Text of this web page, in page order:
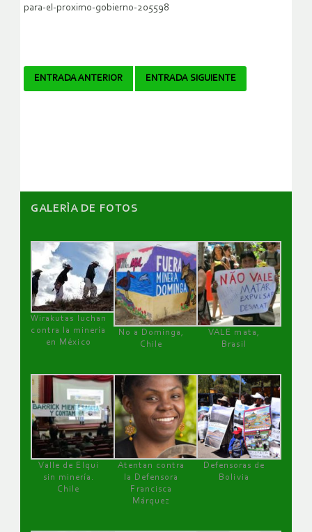
para-el-proximo-gobierno-205598
Navegador
ENTRADA ANTERIOR ENTRADA SIGUIENTE
GALERÌA DE FOTOS
Wirakutas luchan
contra la minería
en México
No a Dominga,
Chile
VALE mata,
Brasil
Valle de Elqui
sin minería.
Chile
Atentan contra
la Defensora
Francisca
Márquez
Defensoras de
Bolivia